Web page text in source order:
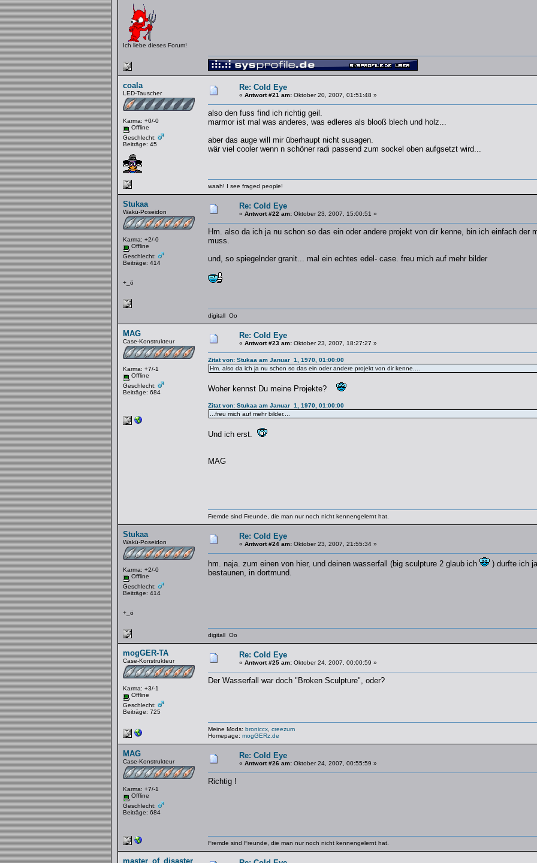
Ich liebe dieses Forum!
coala
LED-Tauscher
Karma: +0/-0
Offline
Geschlecht:
Beiträge: 45
Re: Cold Eye
« Antwort #21 am:Oktober 20, 2007, 01:51:48 »
also den fuss find ich richtig geil.
marmor ist mal was anderes, was edleres als blooß blech und holz...
aber das auge will mir überhaupt nicht susagen.
wär viel cooler wenn n schöner radi passend zum sockel oben aufgsetzt wird...
waah! I see fraged people!
Stukaa
Wakü-Poseidon
Karma: +2/-0
Offline
Geschlecht:
Beiträge: 414
+_ö
Re: Cold Eye
« Antwort #22 am:Oktober 23, 2007, 15:00:51 »
Hm. also da ich ja nu schon so das ein oder andere projekt von dir kenne, bin ich einfach der
muss.
und, so spiegelnder granit... mal ein echtes edel- case. freu mich auf mehr bilder
digitall Oo
MAG
Case-Konstrukteur
Karma: +7/-1
Offline
Geschlecht:
Beiträge: 684
Re: Cold Eye
« Antwort #23 am:Oktober 23, 2007, 18:27:27 »
Zitat von: Stukaa am Januar 1, 1970, 01:00:00
Hm. also da ich ja nu schon so das ein oder andere projekt von dir kenne....
Woher kennst Du meine Projekte?
Zitat von: Stukaa am Januar 1, 1970, 01:00:00
...freu mich auf mehr bilder....
Und ich erst.
MAG
Fremde sind Freunde, die man nur noch nicht kennengelernt hat.
Stukaa
Wakü-Poseidon
Karma: +2/-0
Offline
Geschlecht:
Beiträge: 414
+_ö
Re: Cold Eye
« Antwort #24 am:Oktober 23, 2007, 21:55:34 »
hm. naja. zum einen von hier, und deinen wasserfall (big sculpture 2 glaub ich
) durfte ich
bestaunen, in dortmund.
digitall Oo
mogGER-TA
Case-Konstrukteur
Karma: +3/-1
Offline
Geschlecht:
Beiträge: 725
Re: Cold Eye
« Antwort #25 am:Oktober 24, 2007, 00:00:59 »
Der Wasserfall war doch "Broken Sculpture", oder?
Meine Mods: broniccx, creezum
Homepage: mogGERz.de
MAG
Case-Konstrukteur
Karma: +7/-1
Offline
Geschlecht:
Beiträge: 684
Re: Cold Eye
« Antwort #26 am:Oktober 24, 2007, 00:55:59 »
Richtig !
Fremde sind Freunde, die man nur noch nicht kennengelernt hat.
master_of_disaster